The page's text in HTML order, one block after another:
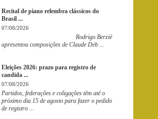
Recital de piano relembra clássicos do
Brasil ...
07/08/2026
Rodrigo Berzié
apresentou composições de Claude Deb ...
Eleições 2026: prazo para registro de
candida ...
07/08/2026
Partidos, federações e coligações têm até o
próximo dia 15 de agosto para fazer o pedido
de registro ...